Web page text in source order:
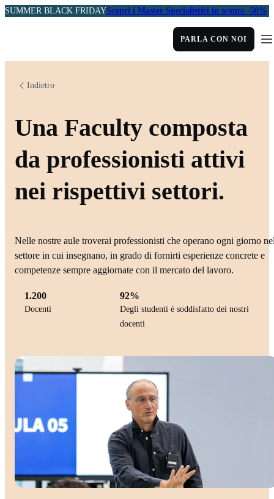
SUMMER BLACK FRIDAYScopri i Master Specialistici in sconto -50%
PARLA CON NOI
Indietro
Una Faculty composta
da professionisti attivi
nei rispettivi settori.
Nelle nostre aule troverai professionisti che operano ogni giorno
settore in cui insegnano, in grado di fornirti esperienze concrete e
competenze sempre aggiornate con il mercato del lavoro.
1.200
Docenti
92%
Degli studenti è soddisfatto dei nostri
docenti